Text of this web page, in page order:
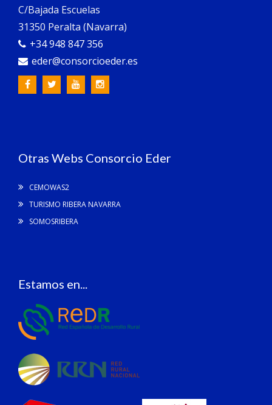
C/Bajada Escuelas
31350 Peralta (Navarra)
+34 948 847 356
eder@consorcioeder.es
Otras Webs Consorcio Eder
CEMOWAS2
TURISMO RIBERA NAVARRA
SOMOSRIBERA
Estamos en...